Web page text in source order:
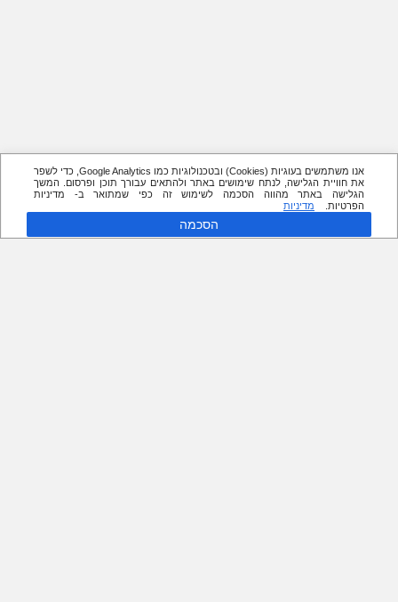
אנו משתמשים בעוגיות (Cookies) ובטכנולוגיות כמו Google Analytics, כדי לשפר
את חוויית הגלישה, לנתח שימושים באתר ולהתאים עבורך תוכן ופרסום. המשך
הגלישה באתר מהווה הסכמה לשימוש זה כפי שמתואר ב- מדיניות
הפרטיות.
מדיניות
הסכמה